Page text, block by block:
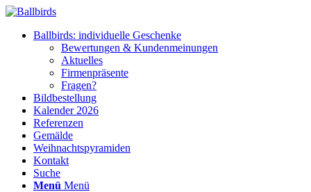
Ballbirds: individuelle Geschenke
Bewertungen & Kundenmeinungen
Aktuelles
Firmenpräsente
Fragen?
Bildbestellung
Kalender 2026
Referenzen
Gemälde
Weihnachtspyramiden
Kontakt
Suche
Menü Menü